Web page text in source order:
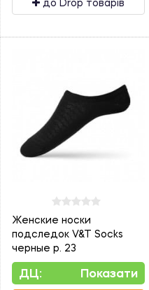
до Drop товарів
Женские носки
подследок V&T Socks
черные р. 23
ДЦ: Показати